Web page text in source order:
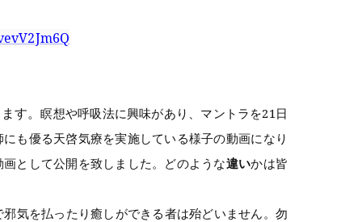
す。瞑想や呼吸法に興味があり、マントラを21日
も優る天啓気療を実施している様子の動画になり
として公開を致しました。どのような違いかは皆
気を払ったり癒しができる者は殆どいません。勿